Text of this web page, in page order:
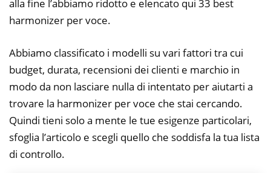
alla fine l’abbiamo ridotto e elencato qui 33 best
harmonizer per voce.
Abbiamo classificato i modelli su vari fattori tra cui
budget, durata, recensioni dei clienti e marchio in
modo da non lasciare nulla di intentato per aiutarti a
trovare la harmonizer per voce che stai cercando.
Quindi tieni solo a mente le tue esigenze particolari,
sfoglia l’articolo e scegli quello che soddisfa la tua lista
di controllo.